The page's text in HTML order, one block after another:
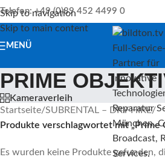
Skip to navigation
Skip to main content
Telefon: +49 (0)89 452 4499 0
MENÜ
PRIME
Kameraverleih
Startseite/SUBRENTAL – DRY HIRE/
Produkte verschlagwortet mit „Prime
Es wurden keine Produkte gefunden,